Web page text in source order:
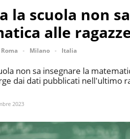
la scuola non
alle
Roma Milano Italia
non sa insegnare la
dai dati pubblicati nell'ultimo
2023